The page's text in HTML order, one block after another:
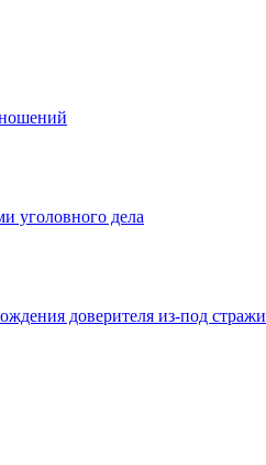
уголовного дела
доверителя из-под стражи